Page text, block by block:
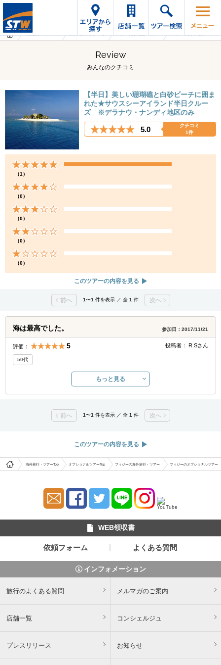
Review
みんなのクチコミ
【半日】美しい珊瑚礁と白砂ビーチに囲ま
れた★サウスシーアイランド半日クルー
ズ ※デラナウ・ナンディ地区のみ
5.0
クチコミ
1件
（1）
（0）
（0）
（0）
（0）
このツアーの内容を見る
前へ 1〜1 件を表示 ／ 全 1 件 次へ
海は最高でした。 参加日：2017/11/21
評価： 5 投稿者： R.Sさん
50代
もっと見る
前へ 1〜1 件を表示 ／ 全 1 件 次へ
このツアーの内容を見る
海外旅行・ツアーTop オプショナルツアーTop フィジーの海外旅行・ツアー フィジーのオプショナルツアー
WEB領収書
依頼フォーム よくある質問
インフォメーション
旅行のよくある質問 メルマガのご案内
店舗一覧 コンシェルジュ
プレスリリース お知らせ